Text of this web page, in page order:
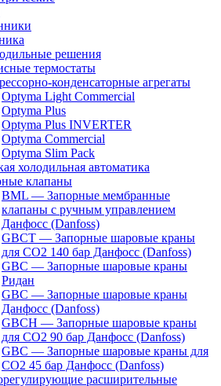
решения
термостаты
конденсаторные агрегаты
Optyma Light Commercial
Optyma Plus
Optyma Plus INVERTER
Optyma Commercial
Optyma Slim Pack
холодильная автоматика
клапаны
BML — Запорные мембранные
клапаны с ручным управлением
Данфосс (Danfoss)
GBCT — Запорные шаровые краны
для CO2 140 бар Данфосс (Danfoss)
GBC — Запорные шаровые краны
Ридан
GBC — Запорные шаровые краны
Данфосс (Danfoss)
GBCH — Запорные шаровые краны
для CO2 90 бар Данфосс (Danfoss)
GBC — Запорные шаровые краны для
CO2 45 бар Данфосс (Danfoss)
расширительные